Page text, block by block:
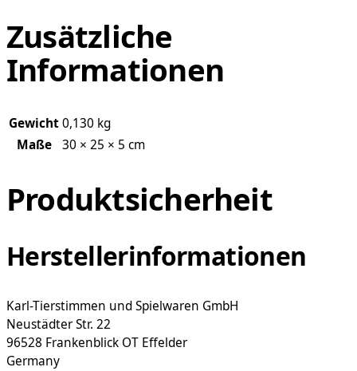
Zusätzliche
Informationen
Gewicht0,130 kg
Maße
30 × 25 × 5 cm
Produktsicherheit
Herstellerinformationen
Karl-Tierstimmen und Spielwaren GmbH
Neustädter Str. 22
96528 Frankenblick OT Effelder
Germany